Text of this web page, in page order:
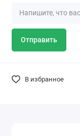
Отправить
В избранное